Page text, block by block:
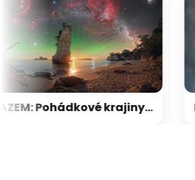
OBRAZEM: Pohádkové krajiny. Prohlédněte si všecky krásy vesmíru